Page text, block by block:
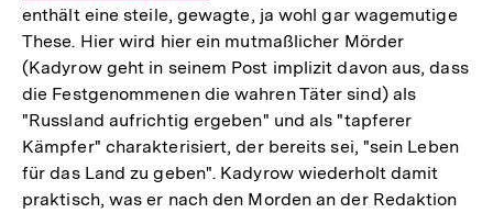
Link:
enthält eine steile, gewagte, ja wohl gar wagemutige
These. Hier wird hier ein mutmaßlicher Mörder
(Kadyrow geht in seinem Post implizit davon aus, dass
die Festgenommenen die wahren Täter sind) als
"Russland aufrichtig ergeben" und als "tapferer
Kämpfer" charakterisiert, der bereits sei, "sein Leben
für das Land zu geben". Kadyrow wiederholt damit
praktisch, was er nach den Morden an der Redaktion